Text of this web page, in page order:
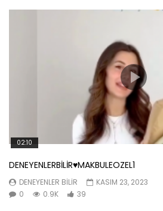
02:10
DENEYENLERBİLİR♥️MAKBULEOZEL1
DENEYENLER BILIR
KASIM 23, 2023
0
0.9K 39